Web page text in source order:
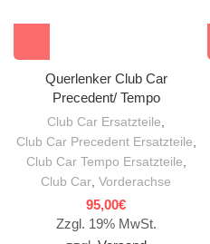
Querlenker Club Car
Precedent/ Tempo
Club Car Ersatzteile
Club Car Precedent Ersatzteile
Club Car Tempo Ersatzteile
Club Car Vorderachse
95,00€
Zzgl. 19% MwSt.